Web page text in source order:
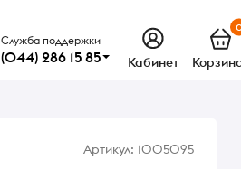
Служба поддержки
(044) 286 15 85 Кабинет
Артикул: 1005095